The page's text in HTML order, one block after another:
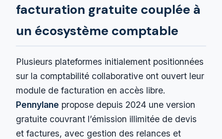
facturation gratuite couplée à
un écosystème comptable
Plusieurs plateformes initialement positionnées
sur la comptabilité collaborative ont ouvert leur
module de facturation en accès libre.
Pennylane propose depuis 2024 une version
gratuite couvrant l’émission illimitée de devis
et factures, avec gestion des relances et